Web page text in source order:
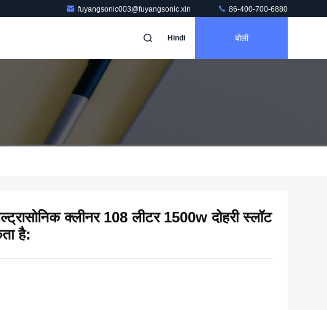
fuyangsonic003@fuyangsonic.xin 86-400-700-6880
Hindi बोली
क्लीनर 108 लीटर 1500w दोहरी स्लॉट
है: